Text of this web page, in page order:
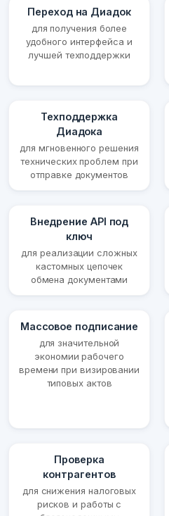
Переход на Диадок
для получения более
удобного интерфейса и
лучшей техподдержки
Техподдержка
Диадока
для мгновенного решения
технических проблем при
отправке документов
Внедрение API под
ключ
для реализации сложных
кастомных цепочек
обмена документами
Массовое подписание
для значительной
экономии рабочего
времени при визировании
типовых актов
Проверка
контрагентов
для снижения налоговых
рисков и работы с